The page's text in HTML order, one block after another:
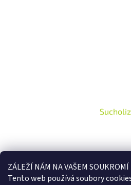
ZÁLEŽÍ NÁM NA VAŠEM SOUKROMÍ
Tento web používá soubory
Sucholiz
1 020 Kč bez DPH
1 142 Kč / ks